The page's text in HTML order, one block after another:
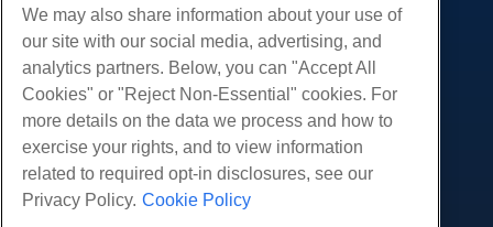
Produtos
Hospedagem na web
Hospedagem Empresarial
Revendedor com etiqueta em branco
Linux gerenciado VPS
Serviços
Migrações de sites
Comunidade
Documentação do Produto
Tutoriais
Companhia
Sobre nós
We may also share information about your use of
our site with our social media, advertising, and
analytics partners. Below, you can "Accept All
Cookies" or "Reject Non-Essential" cookies. For
more details on the data we process and how to
exercise your rights, and to view information
related to required opt-in disclosures, see our
Privacy Policy. Cookie Policy